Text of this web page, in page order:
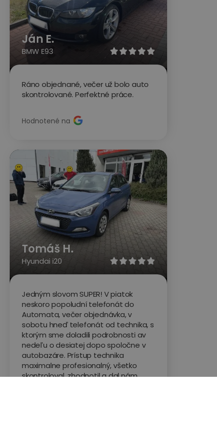

Ján E.
BMW E93
Ráno objednané, večer už bolo auto
skontrolované. Perfektné práce.
Hodnotené na
  
Tomáš H.
Hyundai i20
Jedným slovom SUPER! V piatok
neskoro popoludní telefonát do
Automata, večer objednávka, v
sobotu hneď telefonát od technika, s
ktorým sme doladili podrobnosti av
nedeľu o desiatej dopo spoločne v
autobazáre. Prístup technika
maximalne profesionalný, všetko
skontroloval, zhodnotil a dal nám